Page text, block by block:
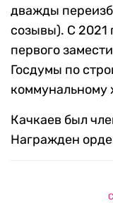
дважды
созывы). С 2021
первого
Госдумы по
коммунальному
Качкаев был
Награжден